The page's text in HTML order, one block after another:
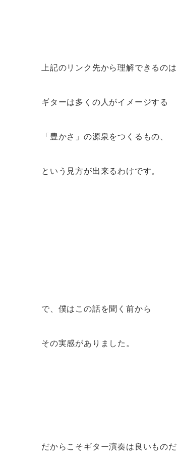
上記のリンク先から理解できるのは
ギターは多くの人がイメージする
「豊かさ」の源泉をつくるもの、
という見方が出来るわけです。
で、僕はこの話を聞く前から
その実感がありました。
だからこそギター演奏は良いものだ